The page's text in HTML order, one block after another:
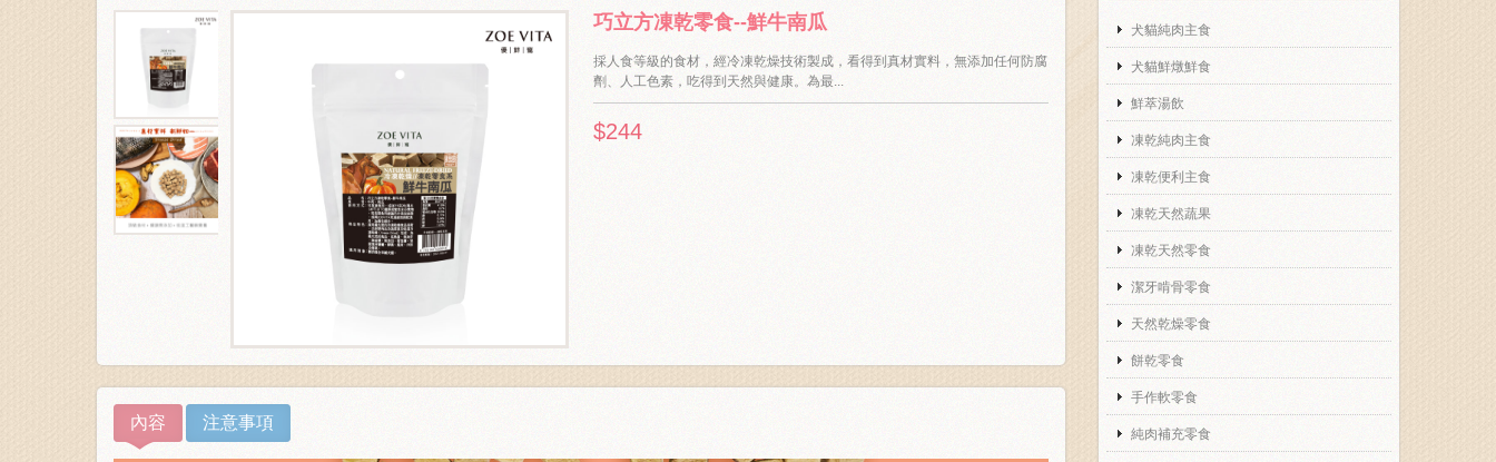
巧立方凍乾零食--鮮牛南瓜
採人食等級的食材，經冷凍乾燥技術製成，看得到真材實料，無添加任何防腐
劑、人工色素，吃得到天然與健康。為最...
$244
內容 注意事項
犬貓純肉主食
犬貓鮮燉鮮食
鮮萃湯飲
凍乾純肉主食
凍乾便利主食
凍乾天然蔬果
凍乾天然零食
潔牙啃骨零食
天然乾燥零食
餅乾零食
手作軟零食
純肉補充零食